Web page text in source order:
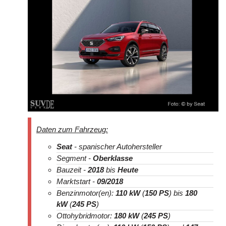
Modelle und Generationen!
LAND MARKE
Daten zum Fahrzeug:
Seat- spanischer Autohersteller
Segment - Oberklasse
Bauzeit - 2018bis Heute
Marktstart - 09/2018
Benzinmotor(en): 110 kW(150 PS) bis 180
kW(245 PS)
Ottohybridmotor: 180 kW(245 PS)